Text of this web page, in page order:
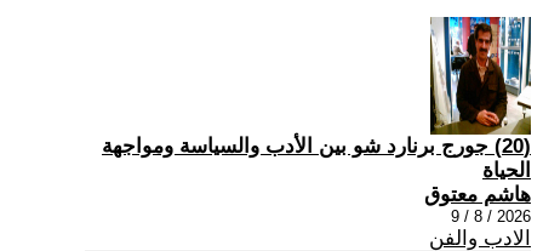
(20) جورج برنارد شو بين الأدب والسياسة ومواجهة
الحياة
هاشم معتوق
2026 / 8 / 9
الادب والفن